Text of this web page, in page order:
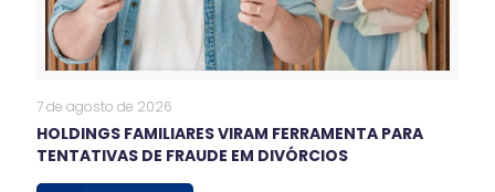
7 de agosto de 2026
HOLDINGS FAMILIARES VIRAM FERRAMENTA PARA
TENTATIVAS DE FRAUDE EM DIVÓRCIOS